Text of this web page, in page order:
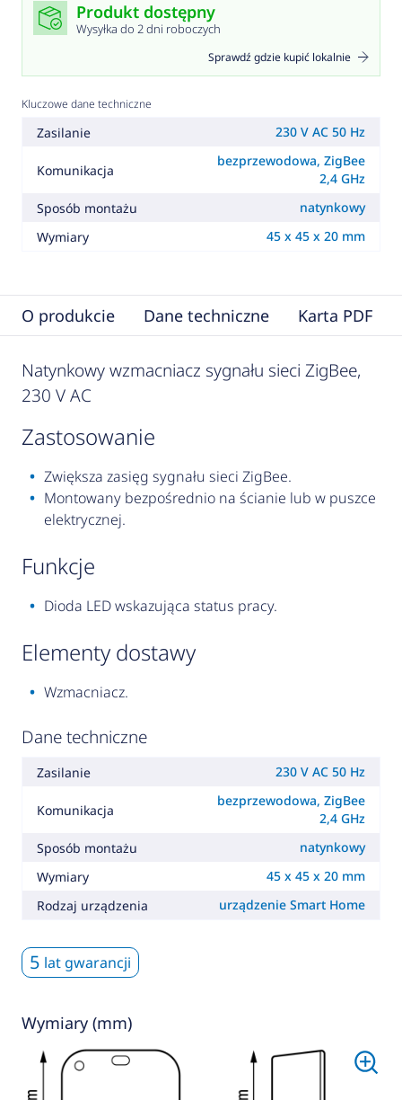
Produkt dostępny
Wysyłka do 2 dni roboczych
Sprawdź gdzie kupić lokalnie
Kluczowe dane techniczne
Zasilanie 230 V AC 50 Hz
Komunikacja
bezprzewodowa, ZigBee
2,4 GHz
Sposób montażu
natynkowy
Wymiary
45 x 45 x 20 mm
O produkcie Dane techniczne Karta PDF
Natynkowy wzmacniacz sygnału sieci ZigBee,
230 V AC
zastosowanie
Zwiększa zasięg sygnału sieci ZigBee.
Montowany bezpośrednio na ścianie lub w puszce
elektrycznej.
funkcje
Dioda LED wskazująca status pracy.
elementy dostawy
Wzmacniacz.
Dane techniczne
Zasilanie 230 V AC 50 Hz
Komunikacja
bezprzewodowa, ZigBee
2,4 GHz
Sposób montażu
natynkowy
Wymiary
45 x 45 x 20 mm
Rodzaj urządzenia
urządzenie Smart Home
5 lat gwarancji
Wymiary (mm)